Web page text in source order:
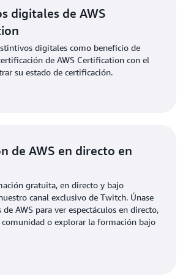
digitales de AWS
digitales como beneficio de
de AWS Certification con el
su estado de certificación.
de AWS en directo en
gratuita, en directo y bajo
canal exclusivo de Twitch. Únase
AWS para ver espectáculos en directo,
comunidad o explorar la formación bajo